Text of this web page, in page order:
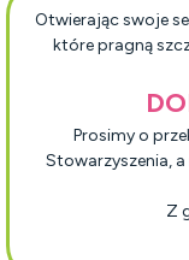
Otwierając swoje
które pragną
Prosimy o
Stowarzyszenia,
Z